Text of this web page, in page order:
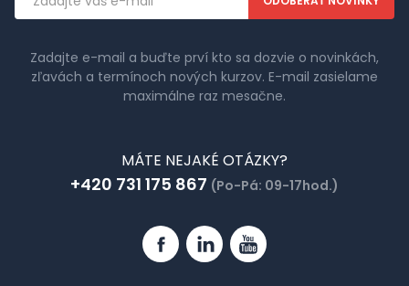
adresa
Zadajte e-mail a buďte prví kto sa dozvie o novinkách,
zľavách a termínoch nových kurzov. E-mail zasielame
maximálne raz mesačne.
MÁTE NEJAKÉ OTÁZKY?
+420 731 175 867 (Po-Pá: 09-17hod.)
FacebookLinkedinYouTube